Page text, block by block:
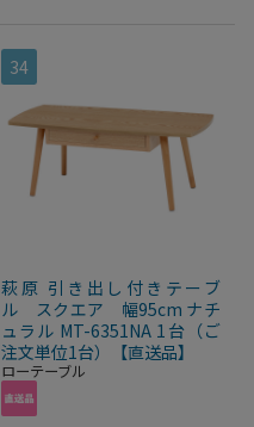
34
萩原 引き出し付きテーブ
ル スクエア 幅95cm ナチ
ュラル MT-6351NA 1台（ご
注文単位1台）【直送品】
ローテーブル